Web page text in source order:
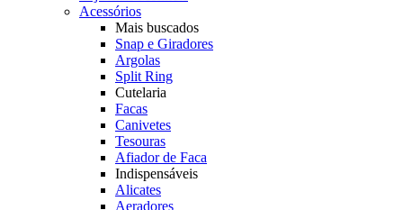
Acessórios
Mais buscados
Snap e Giradores
Argolas
Split Ring
Cutelaria
Facas
Canivetes
Tesouras
Afiador de Faca
Indispensáveis
Alicates
Aeradores